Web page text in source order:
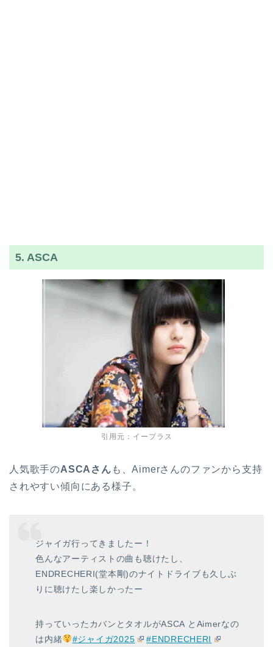
5. ASCA
引用元：イープラス
人気歌手のASCAさん も、Aimerさんのファンから支持
されやすい傾向にある様子。
ジャイガ行ってきましたー！
色んなアーティストの曲も聴けたし、
ENDRECHERI(堂本剛)のナイトドライブも久しぶ
りに聴けたし楽しかったー
持っていったカバンとタオルがASCA とAimerなの
は内緒
#ジャイガ2025
#ENDRECHERI